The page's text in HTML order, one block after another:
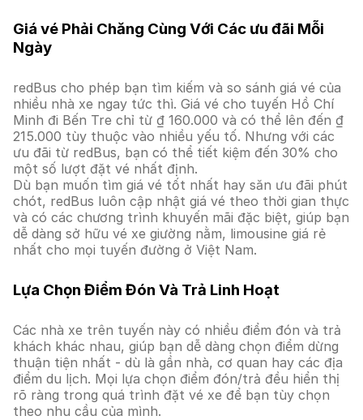
Giá vé Phải Chăng Cùng Với Các ưu đãi Mỗi
Ngày
redBus cho phép bạn tìm kiếm và so sánh giá vé của
nhiều nhà xe ngay tức thì. Giá vé cho tuyến Hồ Chí
Minh đi Bến Tre chỉ từ ₫ 160.000 và có thể lên đến ₫
215.000 tùy thuộc vào nhiều yếu tố. Nhưng với các
ưu đãi từ redBus, bạn có thể tiết kiệm đến 30% cho
một số lượt đặt vé nhất định.
Dù bạn muốn tìm giá vé tốt nhất hay săn ưu đãi phút
chót, redBus luôn cập nhật giá vé theo thời gian thực
và có các chương trình khuyến mãi đặc biệt, giúp bạn
dễ dàng sở hữu vé xe giường nằm, limousine giá rẻ
nhất cho mọi tuyến đường ở Việt Nam.
Lựa Chọn Điểm Đón Và Trả Linh Hoạt
Các nhà xe trên tuyến này có nhiều điểm đón và trả
khách khác nhau, giúp bạn dễ dàng chọn điểm dừng
thuận tiện nhất - dù là gần nhà, cơ quan hay các địa
điểm du lịch. Mọi lựa chọn điểm đón/trả đều hiển thị
rõ ràng trong quá trình đặt vé xe để bạn tùy chọn
theo nhu cầu của mình.